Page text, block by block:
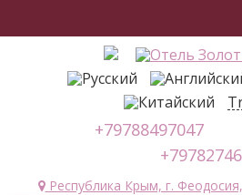
+79788497047
Республика Крым, г.